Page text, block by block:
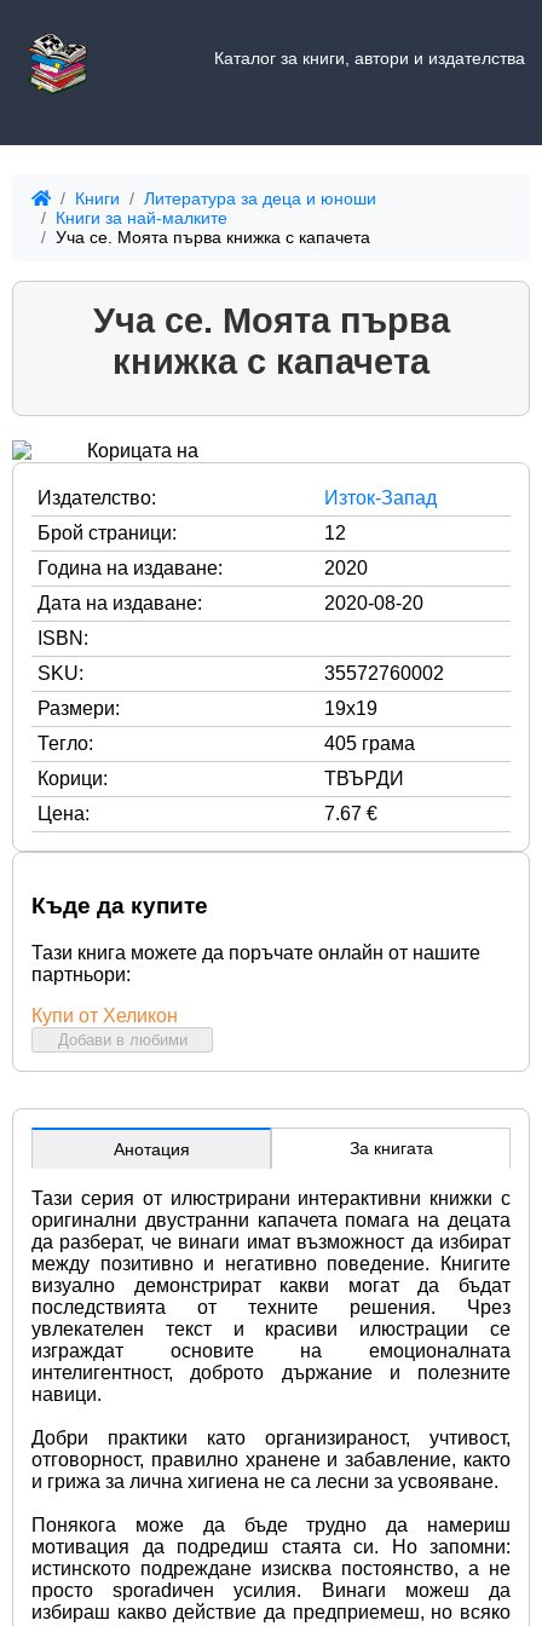
Каталог за книги, автори и издателства
Книги
Литература за деца и юноши
Книги за най-малките
Уча се. Моята първа книжка с капачета
Уча се. Моята първа
книжка с капачета
Издателство:
Изток-Запад
Брой страници:
12
Година на издаване:
2020
Дата на издаване:
2020-08-20
ISBN:
SKU:
35572760002
Размери:
19x19
Тегло:
405 грама
Корици:
ТВЪРДИ
Цена:
7.67 €
Къде да купите
Тази книга можете да поръчате онлайн от нашите
партньори:
Купи от Хеликон
Добави в любими
Анотация За книгата
Тази серия от илюстрирани интерактивни книжки с
оригинални двустранни капачета помага на децата
да разберат, че винаги имат възможност да избират
между позитивно и негативно поведение. Книгите
визуално демонстрират какви могат да бъдат
последствията от техните решения. Чрез
увлекателен текст и красиви илюстрации се
изграждат основите на емоционалната
интелигентност, доброто държание и полезните
навици.
Добри практики като организираност, учтивост,
отговорност, правилно хранене и забавление, както
и грижа за лична хигиена не са лесни за усвояване.
Понякога може да бъде трудно да намериш
мотивация да подредиш стаята си. Но запомни:
истинското подреждане изисква постоянство, а не
просто sporadичен усилия. Винаги можеш да
избираш какво действие да предприемеш, но всяко